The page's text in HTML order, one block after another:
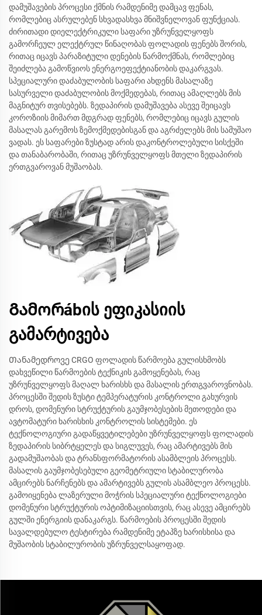
დამუშავების პროცესი ქმნის რამდენიმე დამცავ ფენას,
რომლებიც ასრულებენ სხვადასხვა მნიშვნელოვან ფუნქციას.
ძირითადი დიელექტრიკული საფარი უზრუნველყოფს
გამორჩეულ ელექტრულ წინაღობას ფოლადის ფენებს შორის,
რითაც იცავს პარაზიტული დენების წარმოქმნას, რომლებიც
შეიძლება გამოწვიოს ენერგოეფექტიანობის დაკარგვას.
სპეციალური დაძაბულობის საფარი ახდენს მასალაზე
სასურველი დაძაბულობის მოქმედებას, რითაც ამაღლებს მის
მაგნიტურ თვისებებს. ზედაპირის დამუშავება ასევე შეიცავს
კოროზიის მიმართ მდგრად ფენებს, რომლებიც იცავს გულის
მასალას გარემოს ზემოქმედებისგან და აგრძელებს მის სამუშაო
ვადას. ეს საფარები ზუსტად არის დაკონტროლებული სისქეში
და თანაბარობაში, რითაც უზრუნველყოფს მთელი ზედაპირის
ერთგვაროვან მუშაობას.
Გამორábის ეფიკასიის
გამარტივება
Თანამედროვე CRGO ფოლადის წარმოება გულისხმობს
დახვეწილი წარმოების ტექნიკის გამოყენებას, რაც
უზრუნველყოფს მაღალ ხარისხს და მასალის ერთგვაროვნობას.
პროცესში შედის ზუსტი ტემპერატურის კონტროლი გახურვის
დროს, დომენური სტრუქტურის გაუმჯობესების მეთოდები და
ავტომატური ხარისხის კონტროლის სისტემები. ეს
ტექნოლოგიური გადაწყვეტილებები უზრუნველყოფს ფოლადის
ზედაპირის სიბრტყელეს და სიგლუვეს, რაც ამარტივებს მის
გადამუშაობას და ტრანსფორმატორის ასამბლეის პროცესს.
მასალის გაუმჯობესებული გეომეტრიული სტაბილურობა
ამცირებს ნარჩენებს და ამარტივებს გულის ასამბლეო პროცესს.
გამოიყენება ლაზერული მოჭრის სპეციალური ტექნოლოგიები
დომენური სტრუქტურის ოპტიმიზაციისთვის, რაც ასევე ამცირებს
გულში ენერგიის დანაკარგს. წარმოების პროცესში შედის
სავალდებულო ტესტირება რამდენიმე ეტაპზე ხარისხისა და
მუშაობის სტაბილურობის უზრუნველსაყოფად.